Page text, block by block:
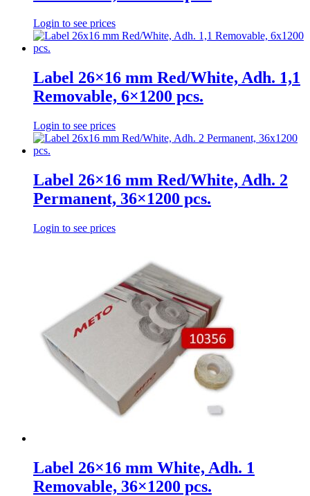
Login to see prices
Label 26×16 mm Red/White, Adh. 1,1
Removable, 6×1200 pcs.
Login to see prices
Label 26×16 mm Red/White, Adh. 2
Permanent, 36×1200 pcs.
Login to see prices
Label 26×16 mm White, Adh. 1
Removable, 36×1200 pcs.